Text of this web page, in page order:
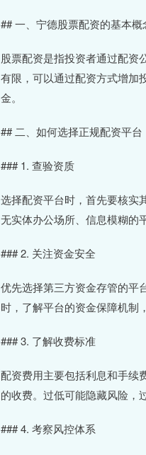
## 一、宁德股票配资的基本概
股票配资是指投资者通过配资
有限，可以通过配资方式增加
金。
## 二、如何选择正规配资平台
### 1. 查验资质
选择配资平台时，首先要核实
无实体办公场所、信息模糊的平
### 2. 关注资金安全
优先选择第三方资金存管的平
时，了解平台的资金保障机制
### 3. 了解收费标准
配资费用主要包括利息和手续
的收费。过低可能隐藏风险，
### 4. 考察风控体系